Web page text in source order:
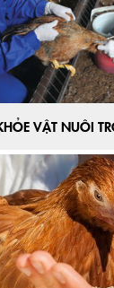
VẬT NUÔI